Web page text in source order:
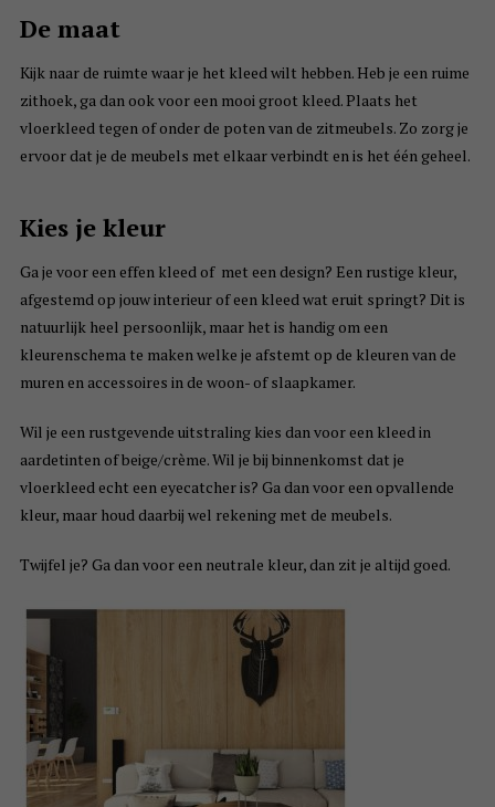
De maat
Kijk naar de ruimte waar je het kleed wilt hebben. Heb je een ruime
zithoek, ga dan ook voor een mooi groot kleed. Plaats het
vloerkleed tegen of onder de poten van de zitmeubels. Zo zorg je
ervoor dat je de meubels met elkaar verbindt en is het één geheel.
Kies je kleur
Ga je voor een effen kleed of met een design? Een rustige kleur,
afgestemd op jouw interieur of een kleed wat eruit springt? Dit is
natuurlijk heel persoonlijk, maar het is handig om een
kleurenschema te maken welke je afstemt op de kleuren van de
muren en accessoires in de woon- of slaapkamer.
Wil je een rustgevende uitstraling kies dan voor een kleed in
aardetinten of beige/crème. Wil je bij binnenkomst dat je
vloerkleed echt een eyecatcher is? Ga dan voor een opvallende
kleur, maar houd daarbij wel rekening met de meubels.
Twijfel je? Ga dan voor een neutrale kleur, dan zit je altijd goed.